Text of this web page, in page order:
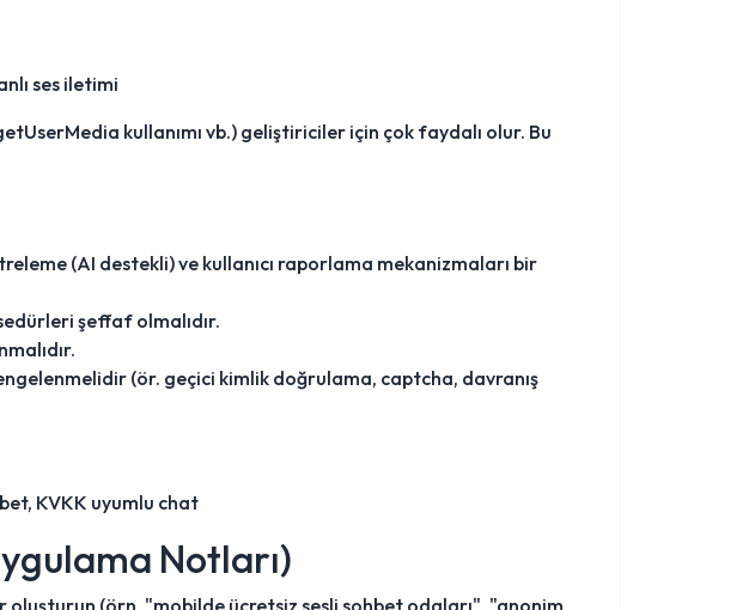
ses iletimi
kullanımı vb.) geliştiriciler için çok faydalı olur. Bu
(AI destekli) ve kullanıcı raporlama mekanizmaları bir
şeffaf olmalıdır.
(ör. geçici kimlik doğrulama, captcha, davranış
KVKK uyumlu chat
Notları)